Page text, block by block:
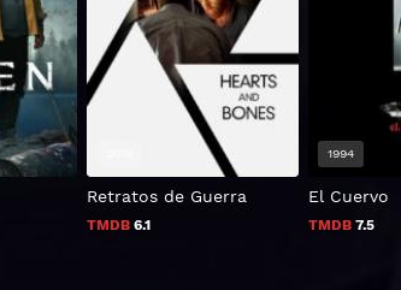
Retratos de Guerra
TMDB6.1
El Cuervo
TMDB 7.5
1994